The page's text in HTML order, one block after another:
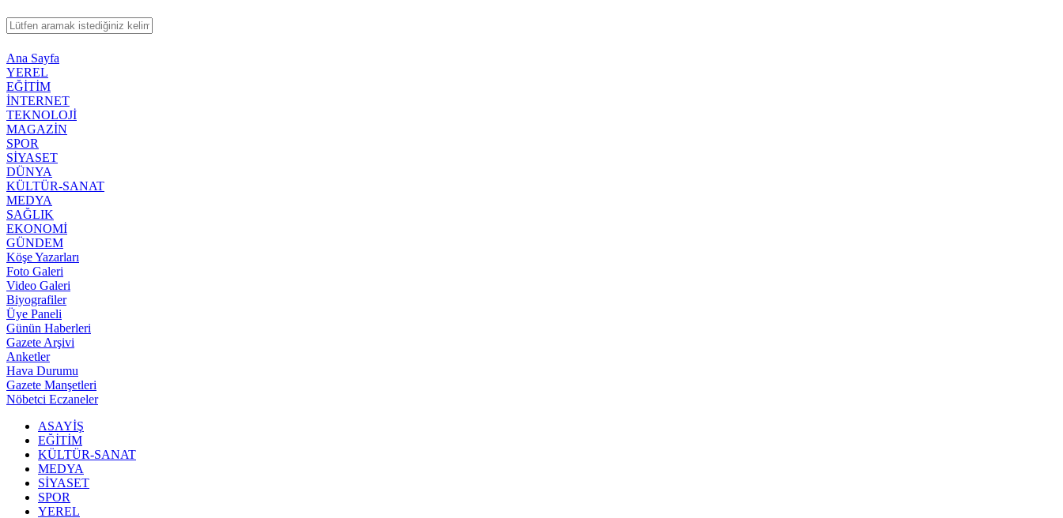
Ana Sayfa
YEREL
EĞİTİM
İNTERNET
TEKNOLOJİ
MAGAZİN
SPOR
SİYASET
DÜNYA
KÜLTÜR-SANAT
MEDYA
SAĞLIK
EKONOMİ
GÜNDEM
Köşe Yazarları
Foto Galeri
Video Galeri
Biyografiler
Üye Paneli
Günün Haberleri
Gazete Arşivi
Anketler
Hava Durumu
Gazete Manşetleri
Nöbetci Eczaneler
ASAYİŞ
EĞİTİM
KÜLTÜR-SANAT
MEDYA
SİYASET
SPOR
YEREL